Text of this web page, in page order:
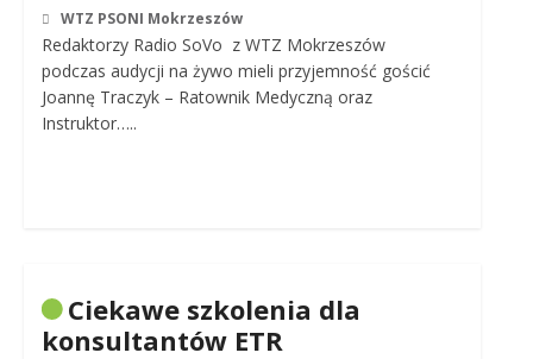
WTZ PSONI Mokrzeszów
Redaktorzy Radio SoVo z WTZ Mokrzeszów
podczas audycji na żywo mieli przyjemność gościć
Joannę Traczyk – Ratownik Medyczną oraz
Instruktor…..
Ciekawe szkolenia dla
konsultantów ETR